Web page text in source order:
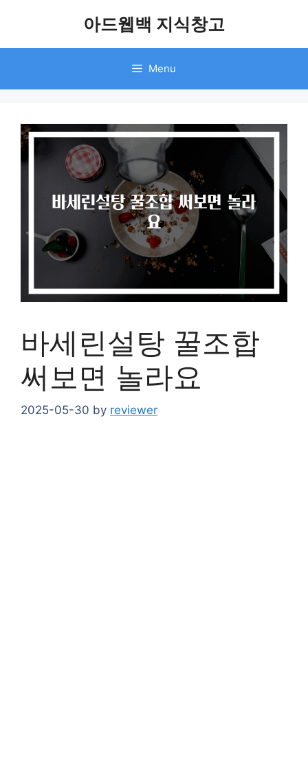
아드웹백 지식창고
Menu
바세린설탕 꿀조합
써보면 놀라요
2025-05-30 by reviewer